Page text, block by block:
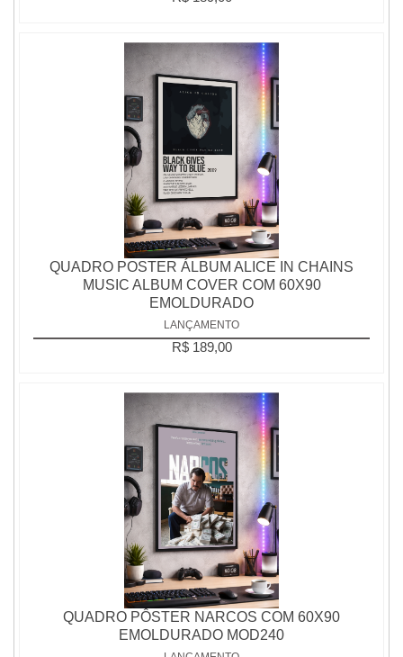
QUADRO POSTER ÁLBUM ALICE IN CHAINS
MUSIC ALBUM COVER COM 60X90
EMOLDURADO
LANÇAMENTO
R$ 189,00
QUADRO PÔSTER NARCOS COM 60X90
EMOLDURADO MOD240